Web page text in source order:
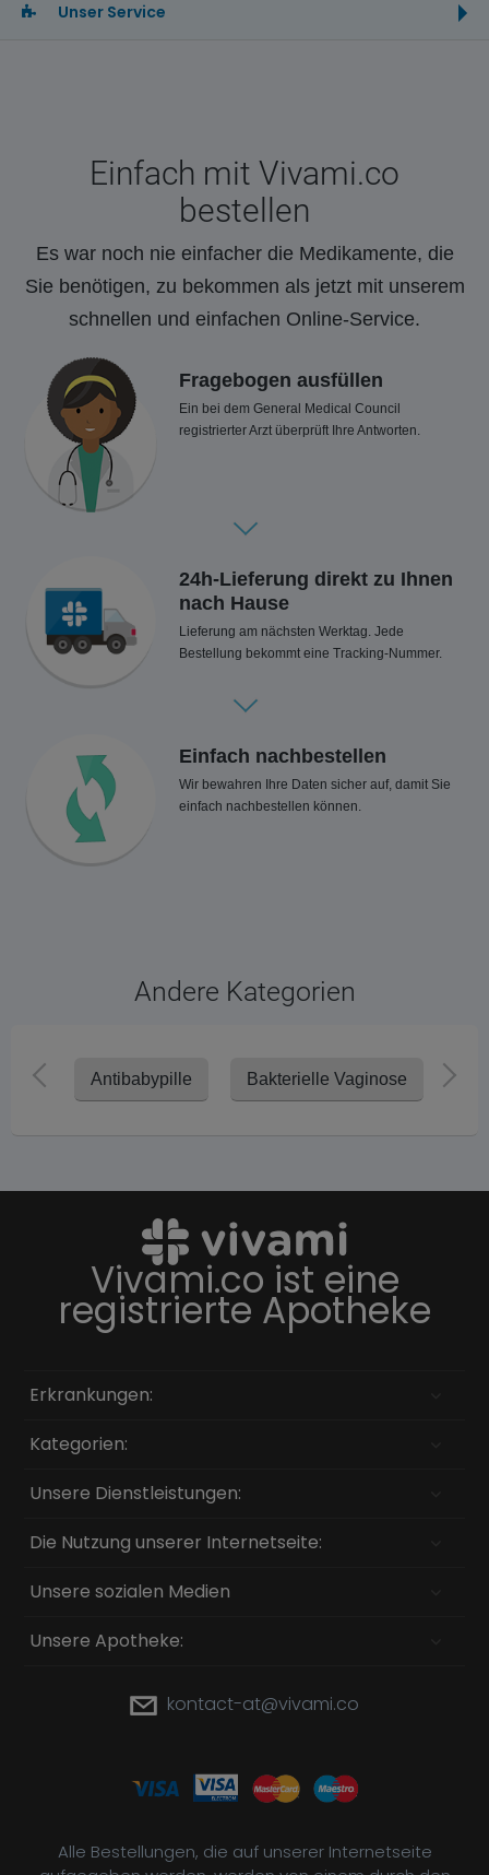
Unser Service
Einfach mit Vivami.co
bestellen
Es war noch nie einfacher die Medikamente, die
Sie benötigen, zu bekommen als jetzt mit unserem
schnellen und einfachen Online-Service.
Fragebogen ausfüllen
Ein bei dem General Medical Council
registrierter Arzt überprüft Ihre Antworten.
24h-Lieferung direkt zu Ihnen
nach Hause
Lieferung am nächsten Werktag. Jede
Bestellung bekommt eine Tracking-Nummer.
Einfach nachbestellen
Wir bewahren Ihre Daten sicher auf, damit Sie
einfach nachbestellen können.
Andere Kategorien
Antibabypille Bakterielle Vaginose
Vivami.co ist eine
registrierte Apotheke
Erkrankungen:
Kategorien:
Unsere Dienstleistungen:
Die Nutzung unserer Internetseite:
Unsere sozialen Medien
Unsere Apotheke:
kontact-at@vivami.co
Alle Bestellungen, die auf unserer Internetseite